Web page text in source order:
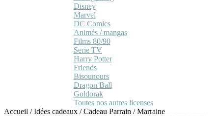
Disney
Marvel
DC Comics
Animés / mangas
Films 80/90
Serie TV
Harry Potter
Friends
Bisounours
Dragon Ball
Goldorak
Toutes nos autres licenses
Accueil /Idées cadeaux /Cadeau Parrain / Marraine